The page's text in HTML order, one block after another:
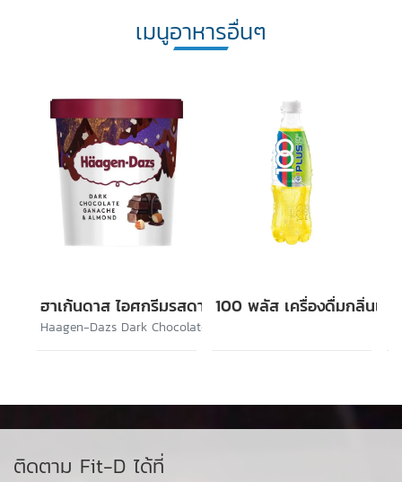
เมนูอาหารอื่นๆ
ฮาเก้นดาส ไอศกรีมรสดาร์กช็อกโกแล็ตและอัลมอนด์
Haagen-Dazs Dark Chocolate Ganache & Almond
100 พลัส เครื่องดื่มกลิ่นเล
ติดตาม Fit-D ได้ที่